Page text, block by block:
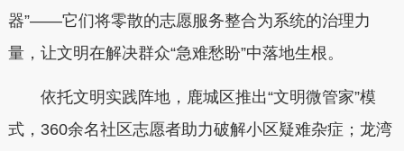
器”——它们将零散的志愿服务整合为系统的治理力
量，让文明在解决群众“急难愁盼”中落地生根。
依托文明实践阵地，鹿城区推出“文明微管家”模
式，360余名社区志愿者助力破解小区疑难杂症；龙湾